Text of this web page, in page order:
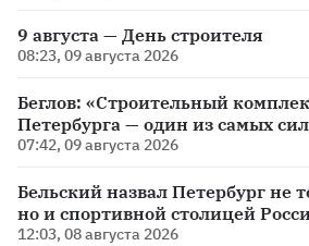
9 августа — День строителя
08:23, 09 августа 2026
Беглов: «Строительный
Петербурга — один из самых
07:42, 09 августа 2026
Бельский назвал Петербург не
но и спортивной столицей
12:03, 08 августа 2026